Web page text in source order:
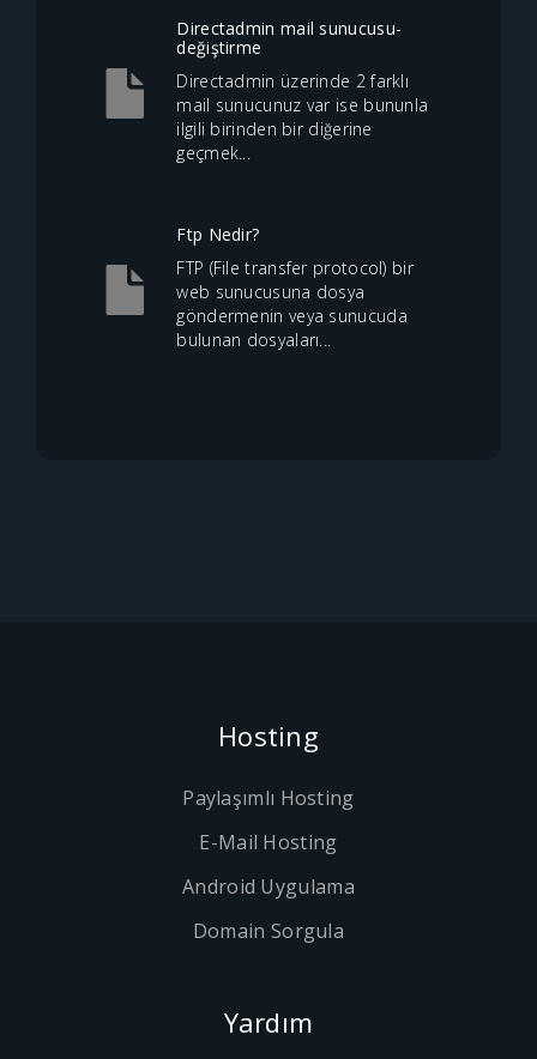
Directadmin mail sunucusu-
değiştirme
Directadmin üzerinde 2 farklı
mail sunucunuz var ise bununla
ilgili birinden bir diğerine
geçmek...
Ftp Nedir?
FTP (File transfer protocol) bir
web sunucusuna dosya
göndermenin veya sunucuda
bulunan dosyaları...
Hosting
Paylaşımlı Hosting
E-Mail Hosting
Android Uygulama
Domain Sorgula
Yardım